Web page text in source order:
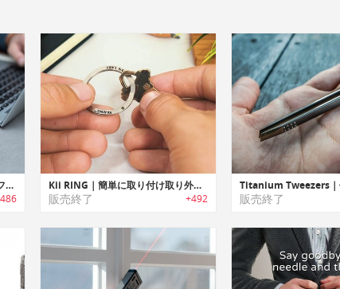
LINKEY｜スリムエレガントLEDフラッシュライト搭載キーオーガナイザー「リンキー」 Kii RING｜簡単に取り付け取り外し可能なキーリング「キイリング」
販売終了 +492 販売終了